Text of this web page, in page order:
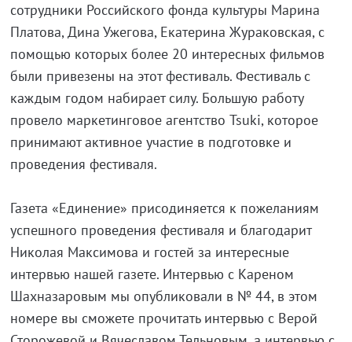
сотрудники Российского фонда культуры Марина
Платова, Дина Ужегова, Екатерина Жураковская, с
помощью которых более 20 интересных фильмов
были привезены на этот фестиваль. Фестиваль с
каждым годом набирает силу. Большую работу
провело маркетинговое агентство Tsuki, которое
принимают активное участие в подготовке и
проведения фестиваля.
Газета «Единение» присодиняется к пожеланиям
успешного проведения фестиваля и благодарит
Николая Максимова и гостей за интересные
интервью нашей газете. Интервью с Кареном
Шахназаровым мы опубликовали в № 44, в этом
номере вы сможете прочитать интервью с Верой